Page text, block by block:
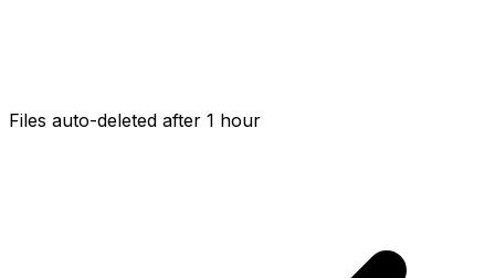
Files auto-deleted after 1 hour